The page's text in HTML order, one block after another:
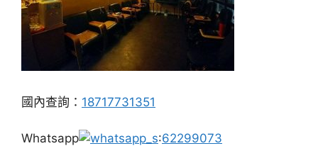
國內查詢： 18717731351
Whatsapp :62299073